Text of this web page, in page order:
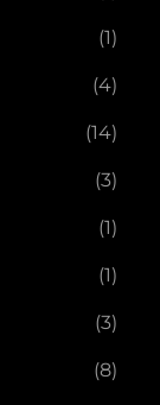
(1)
(4)
(14)
(3)
(1)
(1)
(3)
(8)